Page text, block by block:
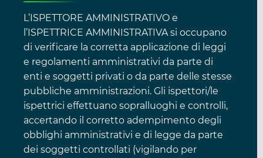
L’ISPETTORE AMMINISTRATIVO e
l’ISPETTRICE AMMINISTRATIVA si occupano
di verificare la corretta applicazione di leggi
e regolamenti amministrativi da parte di
enti e soggetti privati o da parte delle stesse
pubbliche amministrazioni. Gli ispettori/le
ispettrici effettuano sopralluoghi e controlli,
accertando il corretto adempimento degli
obblighi amministrativi e di legge da parte
dei soggetti controllati (vigilando per